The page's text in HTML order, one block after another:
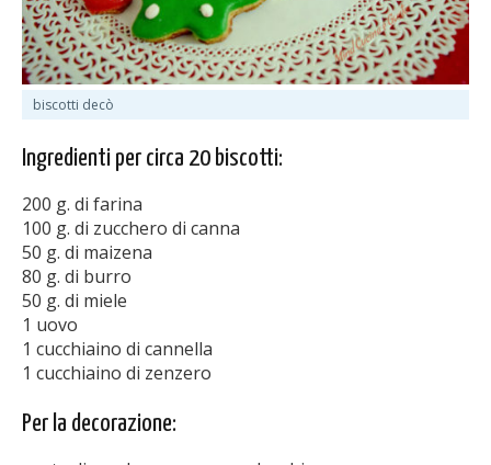
biscotti decò
Ingredienti per circa 20 biscotti:
200 g. di farina
100 g. di zucchero di canna
50 g. di maizena
80 g. di burro
50 g. di miele
1 uovo
1 cucchiaino di cannella
1 cucchiaino di zenzero
Per la decorazione: